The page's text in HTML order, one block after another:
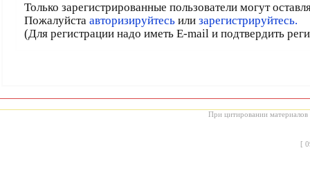
Только зарегистрированные пользователи могут
Пожалуйста авторизируйтесьили зарегистрируйтесь.
(Для регистрации надо иметь E-mail и подтвердить
При цитировании материалов
[